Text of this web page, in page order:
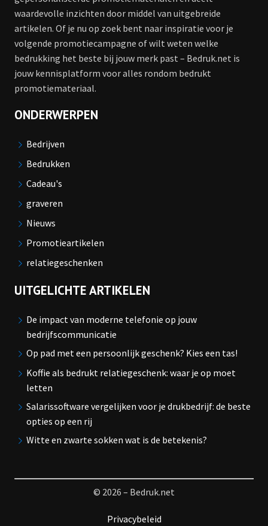
waardevolle inzichten door middel van uitgebreide
artikelen. Of je nu op zoek bent naar inspiratie voor je
volgende promotiecampagne of wilt weten welke
bedrukking het beste bij jouw merk past – Bedruk.net is
jouw kennisplatform voor alles rondom bedrukt
promotiemateriaal.
ONDERWERPEN
Bedrijven
Bedrukken
Cadeau's
graveren
Nieuws
Promotieartikelen
relatiegeschenken
UITGELICHTE ARTIKELEN
De impact van moderne telefonie op jouw
bedrijfscommunicatie
Op pad met een persoonlijk geschenk? Kies een tas!
Koffie als bedrukt relatiegeschenk: waar je op moet
letten
Salarissoftware vergelijken voor je drukbedrijf: de beste
opties op een rij
Witte en zwarte sokken wat is de betekenis?
© 2026 – Bedruk.net
Privacybeleid